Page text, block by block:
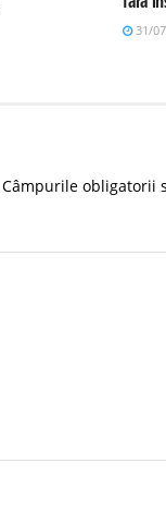
31/
Câmpurile obligatorii